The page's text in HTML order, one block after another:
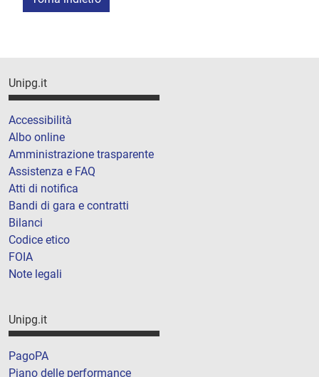
Unipg.it
Accessibilità
Albo online
Amministrazione trasparente
Assistenza e FAQ
Atti di notifica
Bandi di gara e contratti
Bilanci
Codice etico
FOIA
Note legali
Unipg.it
PagoPA
Piano delle performance